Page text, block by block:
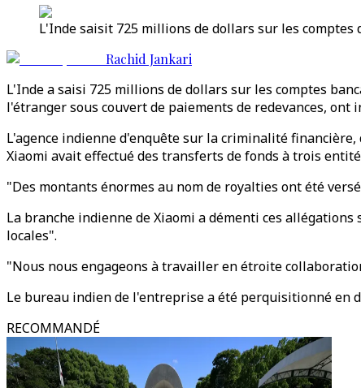
L'Inde saisit 725 millions de dollars sur les comptes
Rachid Jankari
L'Inde a saisi 725 millions de dollars sur les comptes
l'étranger sous couvert de paiements de redevances, ont
L'agence indienne d'enquête sur la criminalité
Xiaomi avait effectué des transferts de fonds à trois
"Des montants énormes au nom de royalties ont été
La branche indienne de Xiaomi a démenti ces
locales".
"Nous nous engageons à travailler en étroite
Le bureau indien de l'entreprise a été perquisitionné en
RECOMMANDÉ